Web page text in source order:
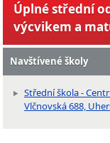
Úplné střední
výcvikem a
Navštívené školy
Střední škola -
Vlčnovská 688,